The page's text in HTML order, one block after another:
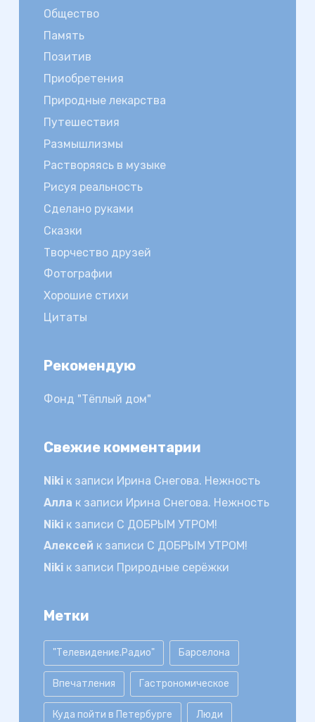
Общество
Память
Позитив
Приобретения
Природные лекарства
Путешествия
Размышлизмы
Растворяясь в музыке
Рисуя реальность
Сделано руками
Сказки
Творчество друзей
Фотографии
Хорошие стихи
Цитаты
Рекомендую
Фонд "Тёплый дом"
Свежие комментарии
Nikiк записи Ирина Снегова. Нежность
Алла к записи Ирина Снегова. Нежность
Nikiк записи С ДОБРЫМ УТРОМ!
Алексей к записи С ДОБРЫМ УТРОМ!
Nikiк записи Природные серёжки
Метки
"Телевидение.Радио" Барселона
Впечатления Гастрономическое
Куда пойти в Петербурге Люди